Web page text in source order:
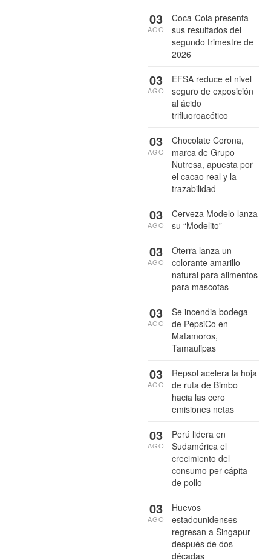
Coca-Cola presenta
sus resultados del
segundo trimestre de
2026
03
AGO
EFSA reduce el nivel
seguro de exposición
al ácido
trifluoroacético
03
AGO
Chocolate Corona,
marca de Grupo
Nutresa, apuesta por
el cacao real y la
trazabilidad
03
AGO
Cerveza Modelo lanza
su “Modelito”
03
AGO
Oterra lanza un
colorante amarillo
natural para alimentos
para mascotas
03
AGO
Se incendia bodega
de PepsiCo en
Matamoros,
Tamaulipas
03
AGO
Repsol acelera la hoja
de ruta de Bimbo
hacia las cero
emisiones netas
03
AGO
Perú lidera en
Sudamérica el
crecimiento del
consumo per cápita
de pollo
03
AGO
Huevos
estadounidenses
regresan a Singapur
después de dos
décadas
03
AGO